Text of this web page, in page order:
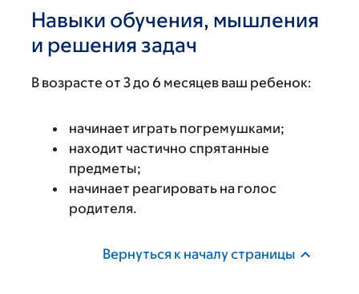
Навыки обучения, мышления
и решения задач
В возрасте от 3 до 6 месяцев ваш ребенок:
начинает играть погремушками;
находит частично спрятанные
предметы;
начинает реагировать на голос
родителя.
Вернуться к началу страницы